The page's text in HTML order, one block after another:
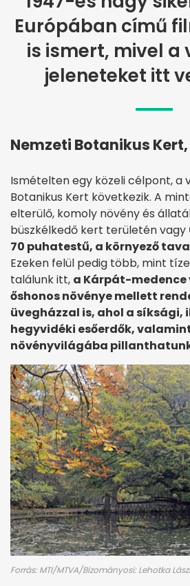
Európában című
is ismert, mivel a
jeleneteket itt
Nemzeti Botanikus
Ismételten egy közeli célpont, a
Botanikus Kert következik. A
elterülő, komoly növény és
büszkélkedő kert területén vagy
70 puhatestű, a környező
Ezeken felül pedig több, mint
találunk itt, a Kárpát-
őshonos növénye mellett
üvegházzal is, ahol a síksági,
hegyvidéki esőerdők,
növényvilágába
Forrás: MTI/MTVA/Bizományosi: Lehotka